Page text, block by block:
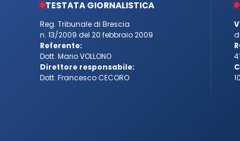
TESTATA GIORNALISTICA
Reg. Tribunale di Brescia
n. 13/2009 del 20 febbraio 2009
Referente:
Dott. Mario VOLLONO
Direttore responsabile:
Dott. Francesco CECORO